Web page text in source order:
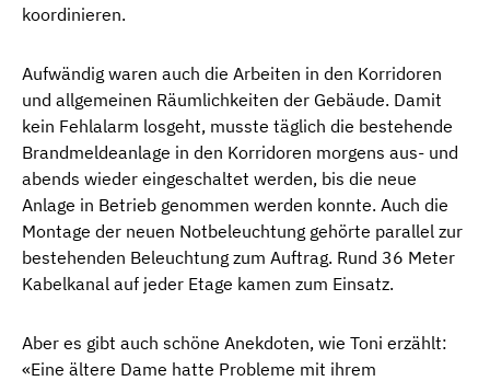
koordinieren.
Aufwändig waren auch die Arbeiten in den Korridoren
und allgemeinen Räumlichkeiten der Gebäude. Damit
kein Fehlalarm losgeht, musste täglich die bestehende
Brandmeldeanlage in den Korridoren morgens aus- und
abends wieder eingeschaltet werden, bis die neue
Anlage in Betrieb genommen werden konnte. Auch die
Montage der neuen Notbeleuchtung gehörte parallel zur
bestehenden Beleuchtung zum Auftrag. Rund 36 Meter
Kabelkanal auf jeder Etage kamen zum Einsatz.
Aber es gibt auch schöne Anekdoten, wie Toni erzählt:
«Eine ältere Dame hatte Probleme mit ihrem